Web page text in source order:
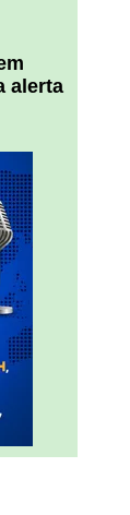
alerta